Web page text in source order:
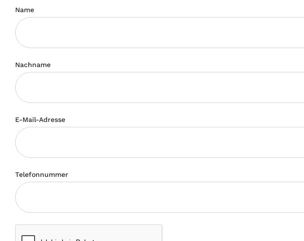
Name
Nachname
E-Mail-Adresse
Telefonnummer